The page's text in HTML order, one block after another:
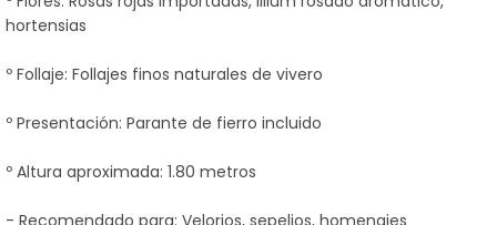
hortensias
º Follaje: Follajes finos naturales de vivero
º Presentación: Parante de fierro incluido
º Altura aproximada: 1.80 metros
- Recomendado para: Velorios, sepelios, homenajes